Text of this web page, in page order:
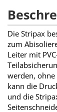
Die Stripax
zum
Leiter mit
werden, ohne
kann die
und die